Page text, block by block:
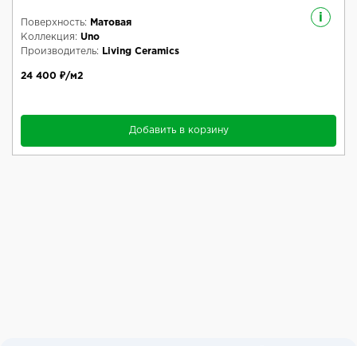
i
Поверхность:
Матовая
Коллекция: Uno
Производитель:
Living Ceramics
24 400 ₽/м2
Добавить в корзину